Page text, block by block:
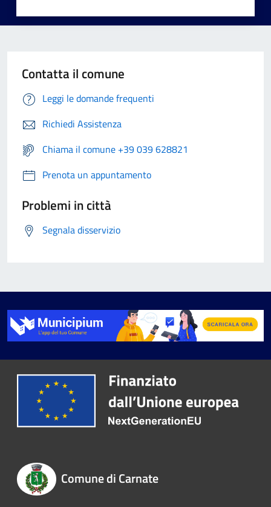
Contatta il comune
Leggi le domande frequenti
Richiedi Assistenza
Chiama il comune +39 039 628821
Prenota un appuntamento
Problemi in città
Segnala disservizio
Comune di Carnate